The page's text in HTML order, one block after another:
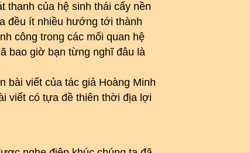
thanh của hệ sinh thái cấy nền
đều ít nhiều hướng tới thành
công trong các mối quan hệ
bao giờ bạn từng nghĩ đâu là
bài viết của tác giả Hoàng Minh
viết có tựa đề thiên thời địa lợi